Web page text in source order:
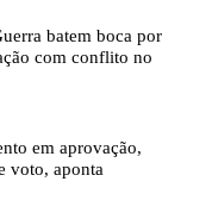
batem boca por
com conflito no
em aprovação,
voto, aponta